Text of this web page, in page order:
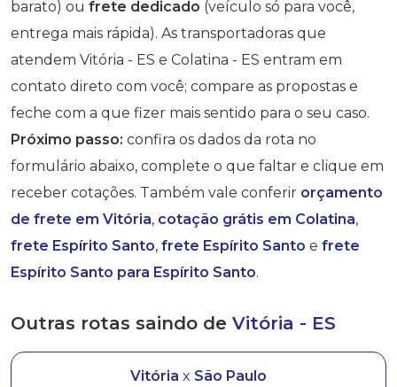
barato) ou frete dedicado (veículo só para você,
entrega mais rápida). As transportadoras que
atendem Vitória - ES e Colatina - ES entram em
contato direto com você; compare as propostas e
feche com a que fizer mais sentido para o seu caso.
Próximo passo: confira os dados da rota no
formulário abaixo, complete o que faltar e clique em
receber cotações. Também vale conferir orçamento
de frete em Vitória, cotação grátis em Colatina,
frete Espírito Santo, frete Espírito Santo e frete
Espírito Santo para Espírito Santo.
Outras rotas saindo de Vitória - ES
Vitória x São Paulo